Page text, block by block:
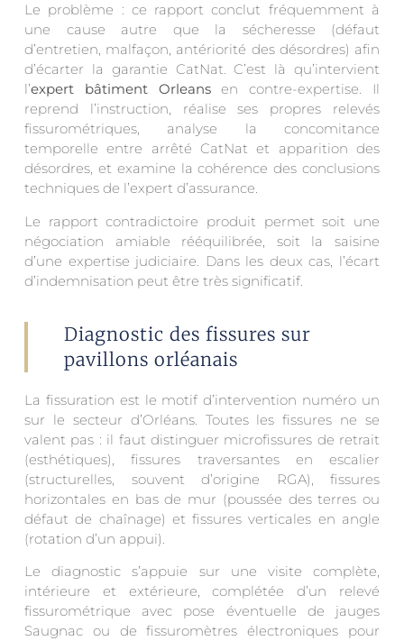
Le problème : ce rapport conclut fréquemment à
une cause autre que la sécheresse (défaut
d’entretien, malfaçon, antériorité des désordres) afin
d’écarter la garantie CatNat. C’est là qu’intervient
l’expert bâtiment Orleansen contre-expertise. Il
reprend l’instruction, réalise ses propres relevés
fissurométriques, analyse la concomitance
temporelle entre arrêté CatNat et apparition des
désordres, et examine la cohérence des conclusions
techniques de l’expert d’assurance.
Le rapport contradictoire produit permet soit une
négociation amiable rééquilibrée, soit la saisine
d’une expertise judiciaire. Dans les deux cas, l’écart
d’indemnisation peut être très significatif.
Diagnostic des fissures sur
pavillons orléanais
La fissuration est le motif d’intervention numéro un
sur le secteur d’Orléans. Toutes les fissures ne se
valent pas : il faut distinguer microfissures de retrait
(esthétiques), fissures traversantes en escalier
(structurelles, souvent d’origine RGA), fissures
horizontales en bas de mur (poussée des terres ou
défaut de chaînage) et fissures verticales en angle
(rotation d’un appui).
Le diagnostic s’appuie sur une visite complète,
intérieure et extérieure, complétée d’un relevé
fissurométrique avec pose éventuelle de jauges
Saugnac ou de fissuromètres électroniques pour